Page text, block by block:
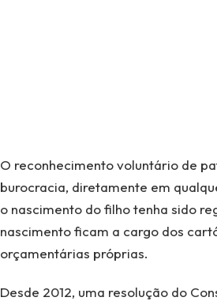
O reconhecimento voluntário de
burocracia, diretamente em
o nascimento do filho tenha sido
nascimento ficam a cargo dos
orçamentárias próprias.
Desde 2012, uma resolução do